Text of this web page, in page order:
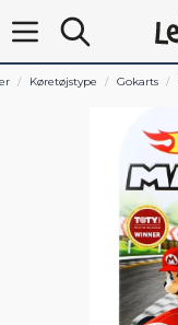
Køretøjstype Gokarts